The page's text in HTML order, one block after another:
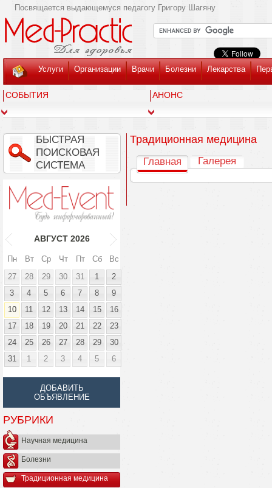
Посвящается выдающемуся педагогу Григору Шагяну
Услуги Организации Врачи Болезни Лекарства
СОБЫТИЯ АНОНС
БЫСТРАЯ
ПОИСКОВАЯ
СИСТЕМА
АВГУСТ 2026
Пн Вт Ср Чт Пт Сб
Вс
27
28 29 30 31 1
2
3
4 5 6 7 8
9
10
11 12 13 14 15
16
17
18 19 20 21 22
23
24
25 26 27 28 29
30
31
1 2 3 4 5 6
ДОБАВИТЬ
ОБЪЯВЛЕНИЕ
РУБРИКИ
Научная медицина
Болезни
Традиционная медицина
Традиционная медицина
Главная Галерея